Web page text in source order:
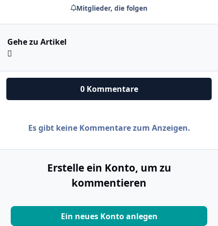
Mitglieder, die folgen
Gehe zu Artikel
0 Kommentare
Es gibt keine Kommentare zum Anzeigen.
Erstelle ein Konto, um zu
kommentieren
Ein neues Konto anlegen